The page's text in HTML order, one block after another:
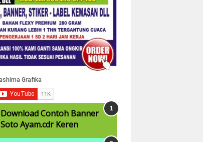
Download Contoh Banner
Soto Ayam.cdr Keren